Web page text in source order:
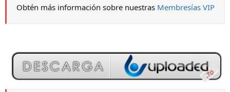
Obtén más información sobre nuestras Membresías VIP